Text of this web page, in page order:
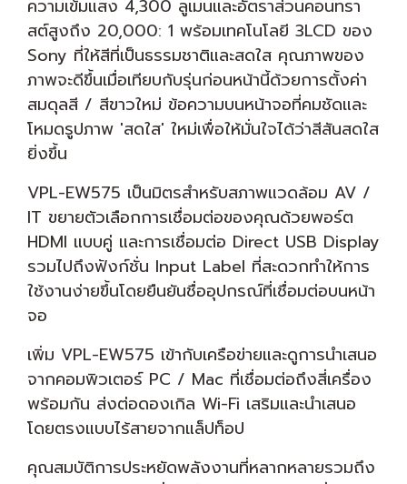
ความเข้มแสง 4,300 ลูเมนและอัตราส่วนคอนทรา
สต์สูงถึง 20,000: 1 พร้อมเทคโนโลยี 3LCD ของ
Sony ที่ให้สีที่เป็นธรรมชาติและสดใส คุณภาพของ
ภาพจะดีขึ้นเมื่อเทียบกับรุ่นก่อนหน้านี้ด้วยการตั้งค่า
สมดุลสี / สีขาวใหม่ ข้อความบนหน้าจอที่คมชัดและ
โหมดรูปภาพ 'สดใส' ใหม่เพื่อให้มั่นใจได้ว่าสีสันสดใส
ยิ่งขึ้น
VPL-EW575 เป็นมิตรสำหรับสภาพแวดล้อม AV /
IT ขยายตัวเลือกการเชื่อมต่อของคุณด้วยพอร์ต
HDMI แบบคู่ และการเชื่อมต่อ Direct USB Display
รวมไปถึงฟังก์ชั่น Input Label ที่สะดวกทำให้การ
ใช้งานง่ายขึ้นโดยยืนยันชื่ออุปกรณ์ที่เชื่อมต่อบนหน้า
จอ
เพิ่ม VPL-EW575 เข้ากับเครือข่ายและดูการนำเสนอ
จากคอมพิวเตอร์ PC / Mac ที่เชื่อมต่อถึงสี่เครื่อง
พร้อมกัน ส่งต่อดองเกิล Wi-Fi เสริมและนำเสนอ
โดยตรงแบบไร้สายจากแล็ปท็อป
คุณสมบัติการประหยัดพลังงานที่หลากหลายรวมถึง